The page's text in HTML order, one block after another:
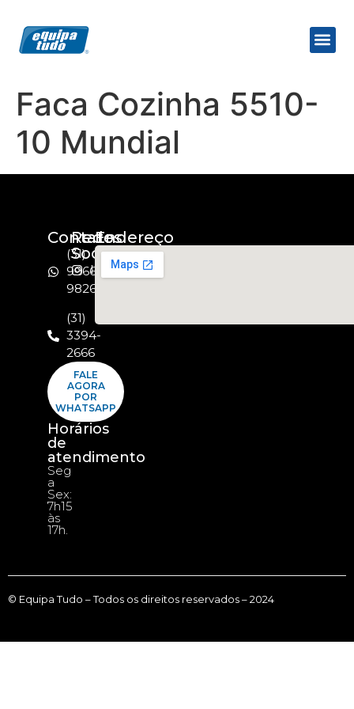
Faca Cozinha 5510-
10 Mundial
Contato
(31)
99664-
9826
(31)
3394-
2666
FALE
AGORA
POR
WHATSAPP
Horários
de
atendimento
Seg
a
Sex:
7h15
às
17h.
Redes
Socias
Instagram
Endereço
© Equipa Tudo – Todos os direitos reservados – 2024